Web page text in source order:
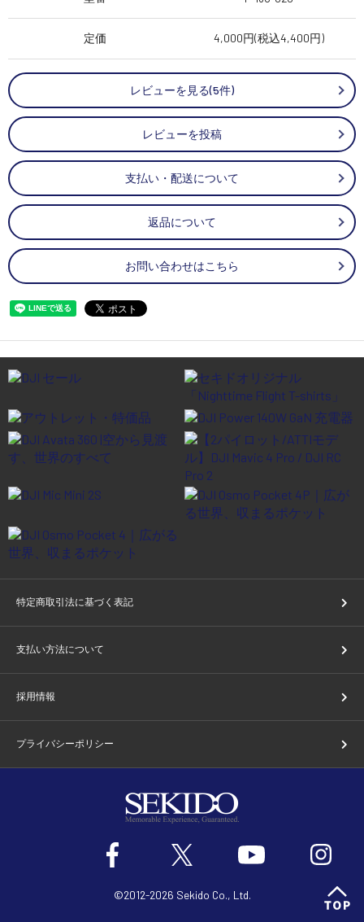
定価 4,000円(税込4,400円)
レビューを見る(5件)
レビューを投稿
支払い・配送について
返品について
お問い合わせはこちら
特定商取引法に基づく表記
支払い方法について
採用情報
プライバシーポリシー
©2012-2026 Sekido Co., Ltd.